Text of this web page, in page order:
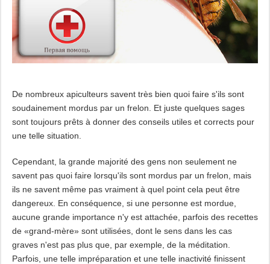
De nombreux apiculteurs savent très bien quoi faire s'ils sont
soudainement mordus par un frelon. Et juste quelques sages
sont toujours prêts à donner des conseils utiles et corrects pour
une telle situation.
Cependant, la grande majorité des gens non seulement ne
savent pas quoi faire lorsqu'ils sont mordus par un frelon, mais
ils ne savent même pas vraiment à quel point cela peut être
dangereux. En conséquence, si une personne est mordue,
aucune grande importance n'y est attachée, parfois des recettes
de «grand-mère» sont utilisées, dont le sens dans les cas
graves n'est pas plus que, par exemple, de la méditation.
Parfois, une telle impréparation et une telle inactivité finissent